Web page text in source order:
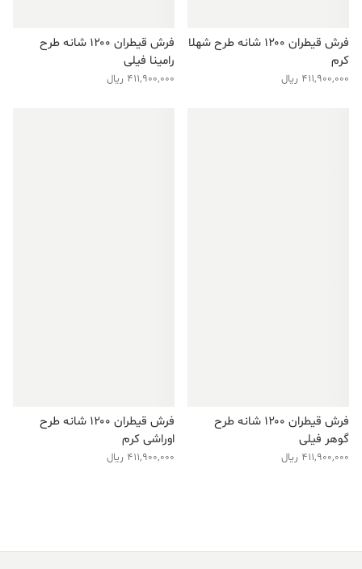
فرش قیطران ۱۲۰۰ شانه طرح شهلا
کرم
411,900,000 ریال
فرش قیطران ۱۲۰۰ شانه طرح
رامینا فیلی
411,900,000 ریال
فرش قیطران ۱۲۰۰ شانه طرح
گوهر فیلی
411,900,000 ریال
فرش قیطران ۱۲۰۰ شانه طرح
اوراشی کرم
411,900,000 ریال